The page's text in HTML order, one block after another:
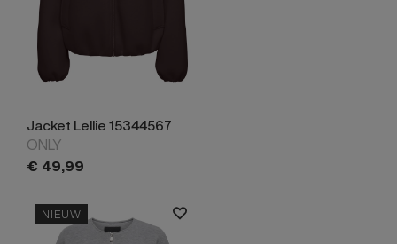
Jacket Lellie 15344567
ONLY
€ 49,99
NIEUW